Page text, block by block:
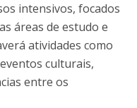
intensivos, focados
áreas de estudo e
atividades como
culturais,
entre os